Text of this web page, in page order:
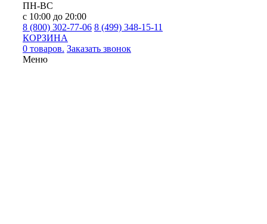
ПН-ВС
с 10:00 до 20:00
8 (800) 302-77-06 8 (499) 348-15-11
КОРЗИНА
0 товаров. Заказать звонок
Меню